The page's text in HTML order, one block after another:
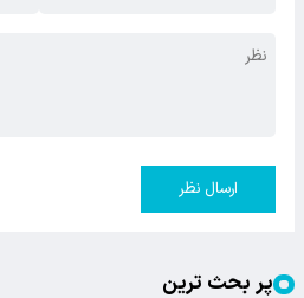
ارسال نظر
پر بحث ترین